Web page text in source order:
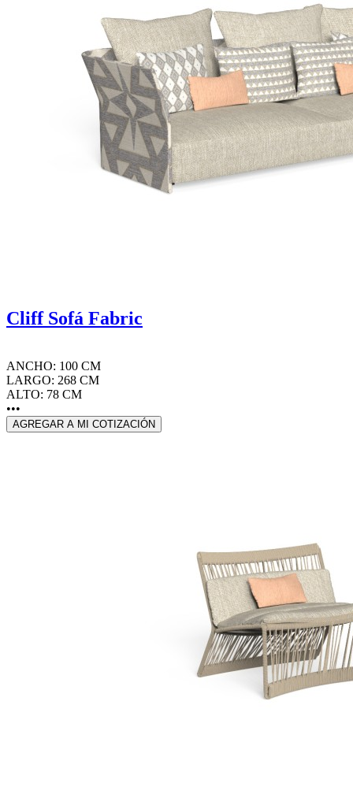
Cliff Sofá Fabric
ANCHO: 100 CM
LARGO: 268 CM
ALTO: 78 CM
•••
AGREGAR A MI COTIZACIÓN